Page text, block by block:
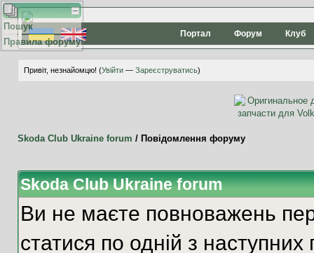
Портал Форум Клуб
Привіт, незнайомцю! (Увійти— Зареєструватись)
Skoda Club Ukraine forum / Повідомлення форуму
Пошук
Правила форуму
Skoda Club Ukraine forum
Ви не маєте повноважень
статися по одній з наступних